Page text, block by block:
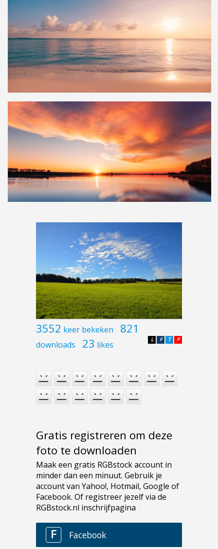
3552 keer bekeken 821
downloads 23 likes P
T
F
L
Gratis registreren om deze
foto te downloaden